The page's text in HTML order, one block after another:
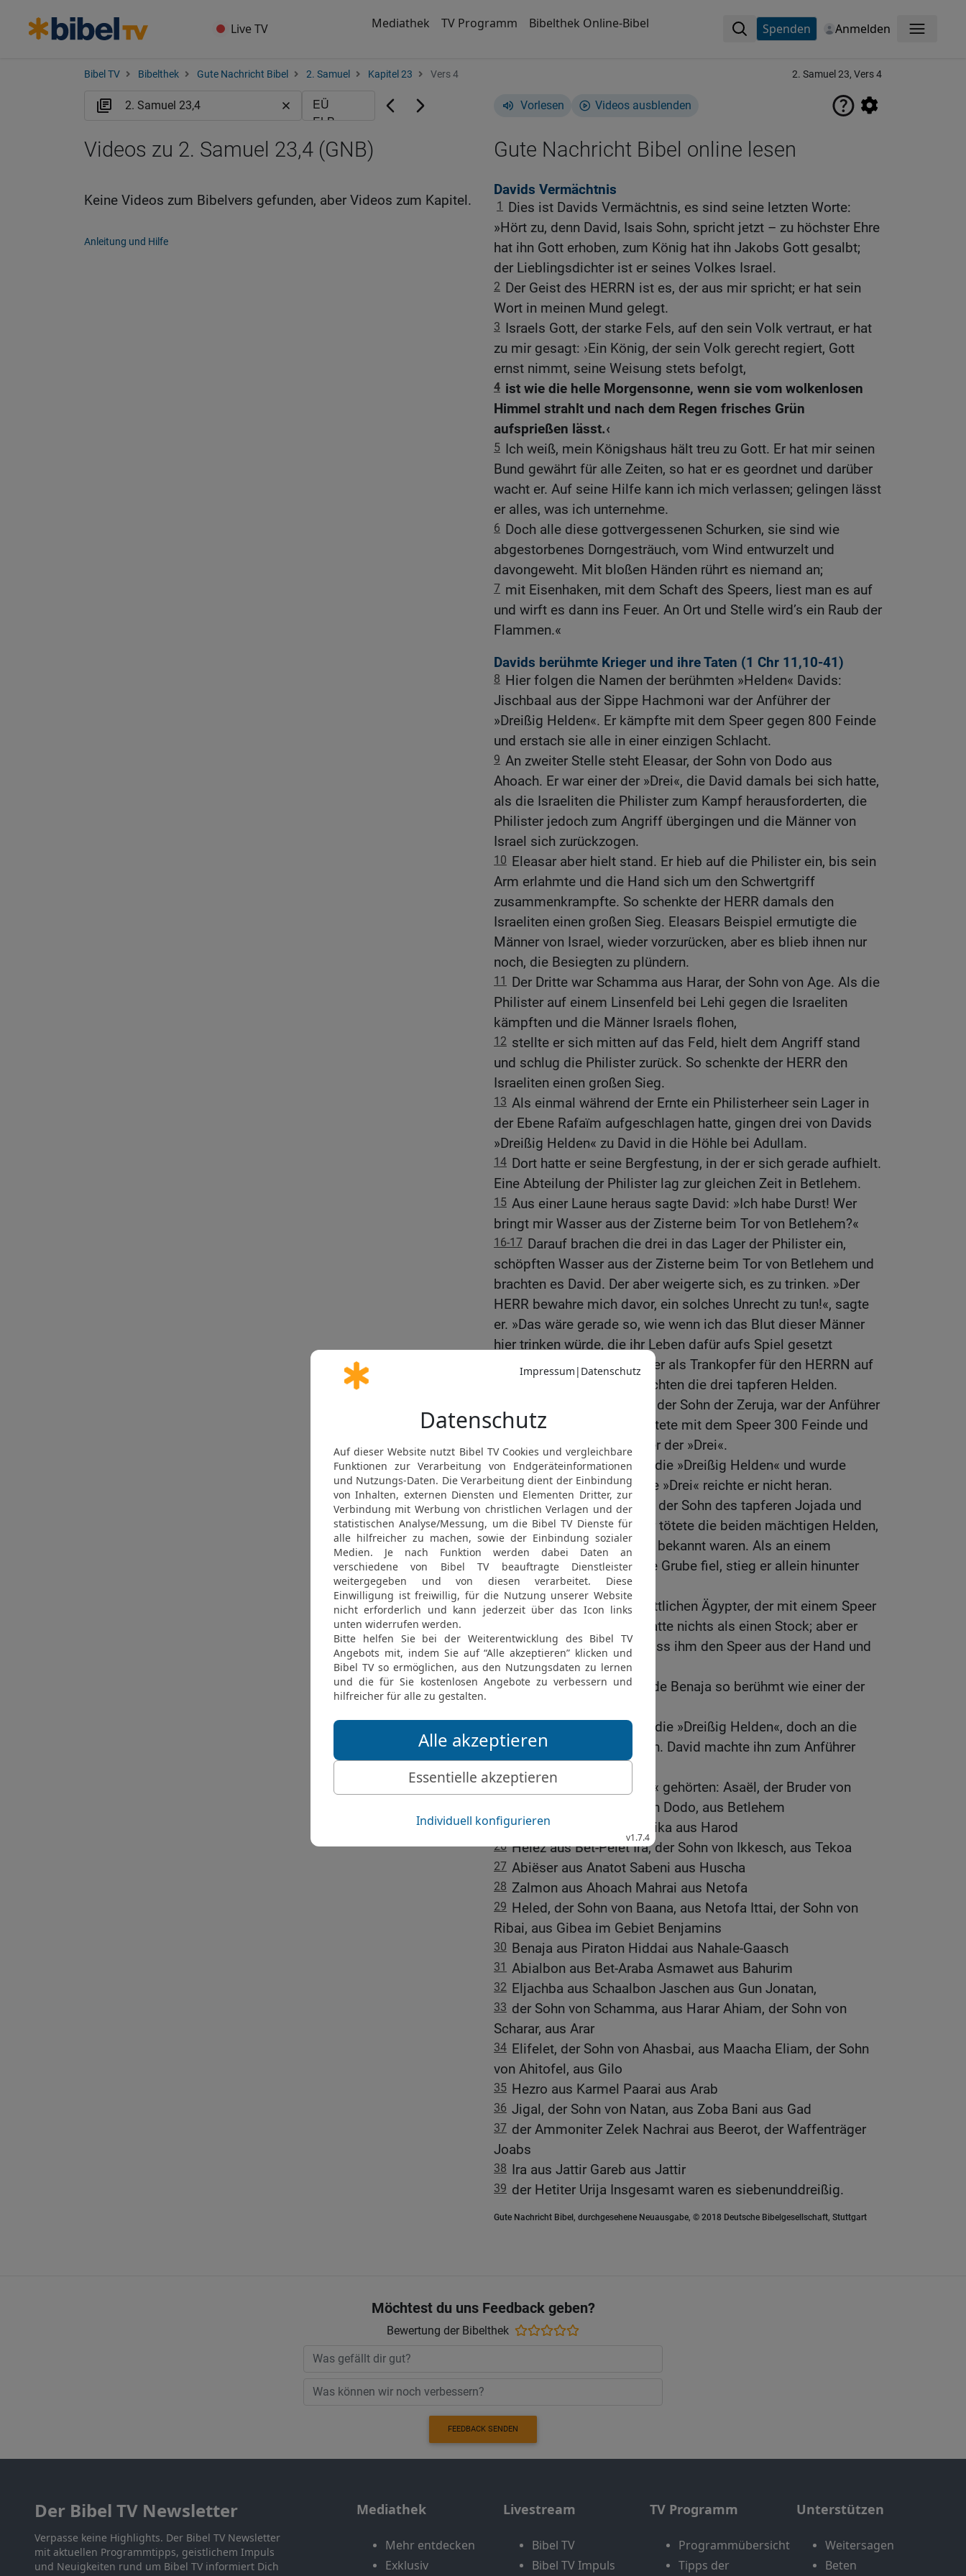
Live TV Mediathek TV Programm Bibelthek Online-Bibel Spenden Anmelden Menü
Bibel TV Bibelthek Gute Nachricht Bibel 2. Samuel Kapitel 23 Vers 4 2. Samuel 23, Vers 4
Vorlesen Videos ausblenden
Gute Nachricht Bibel online lesen
Davids Vermächtnis
1
Dies ist Davids Vermächtnis, es sind seine letzten Worte:
»Hört zu, denn David, Isais Sohn, spricht jetzt – zu höchster Ehre
hat ihn Gott erhoben, zum König hat ihn Jakobs Gott gesalbt;
der Lieblingsdichter ist er seines Volkes Israel.
2 Der Geist des HERRN ist es, der aus mir spricht; er hat sein
Wort in meinen Mund gelegt.
3 Israels Gott, der starke Fels, auf den sein Volk vertraut, er hat
zu mir gesagt: ›Ein König, der sein Volk gerecht regiert, Gott
ernst nimmt, seine Weisung stets befolgt,
4 ist wie die helle Morgensonne, wenn sie vom wolkenlosen
Himmel strahlt und nach dem Regen frisches Grün
aufsprießen lässt.‹
5 Ich weiß, mein Königshaus hält treu zu Gott. Er hat mir seinen
Bund gewährt für alle Zeiten, so hat er es geordnet und darüber
wacht er. Auf seine Hilfe kann ich mich verlassen; gelingen lässt
er alles, was ich unternehme.
6 Doch alle diese gottvergessenen Schurken, sie sind wie
abgestorbenes Dorngesträuch, vom Wind entwurzelt und
davongeweht. Mit bloßen Händen rührt es niemand an;
7 mit Eisenhaken, mit dem Schaft des Speers, liest man es auf
und wirft es dann ins Feuer. An Ort und Stelle wird’s ein Raub der
Flammen.«
Davids berühmte Krieger und ihre Taten (1 Chr 11,10-41)
8 Hier folgen die Namen der berühmten »Helden« Davids:
Jischbaal aus der Sippe Hachmoni war der Anführer der
»Dreißig Helden«. Er kämpfte mit dem Speer gegen 800 Feinde
und erstach sie alle in einer einzigen Schlacht.
9 An zweiter Stelle steht Eleasar, der Sohn von Dodo aus
Ahoach. Er war einer der »Drei«, die David damals bei sich hatte,
als die Israeliten die Philister zum Kampf herausforderten, die
Philister jedoch zum Angriff übergingen und die Männer von
Israel sich zurückzogen.
10 Eleasar aber hielt stand. Er hieb auf die Philister ein, bis sein
Arm erlahmte und die Hand sich um den Schwertgriff
zusammenkrampfte. So schenkte der HERR damals den
Israeliten einen großen Sieg. Eleasars Beispiel ermutigte die
Männer von Israel, wieder vorzurücken, aber es blieb ihnen nur
noch, die Besiegten zu plündern.
11
Der Dritte war Schamma aus Harar, der Sohn von Age. Als die
Philister auf einem Linsenfeld bei Lehi gegen die Israeliten
kämpften und die Männer Israels flohen,
12 stellte er sich mitten auf das Feld, hielt dem Angriff stand
und schlug die Philister zurück. So schenkte der HERR den
Israeliten einen großen Sieg.
13 Als einmal während der Ernte ein Philisterheer sein Lager in
der Ebene Rafaïm aufgeschlagen hatte, gingen drei von Davids
»Dreißig Helden« zu David in die Höhle bei Adullam.
14 Dort hatte er seine Bergfestung, in der er sich gerade aufhielt.
Eine Abteilung der Philister lag zur gleichen Zeit in Betlehem.
15 Aus einer Laune heraus sagte David: »Ich habe Durst! Wer
bringt mir Wasser aus der Zisterne beim Tor von Betlehem?«
16-17 Darauf brachen die drei in das Lager der Philister ein,
schöpften Wasser aus der Zisterne beim Tor von Betlehem und
brachten es David. Der aber weigerte sich, es zu trinken. »Der
HERR bewahre mich davor, ein solches Unrecht zu tun!«, sagte
er. »Das wäre gerade so, wie wenn ich das Blut dieser Männer
hier trinken würde, die ihr Leben dafür aufs Spiel gesetzt
haben.« Er goss das Wasser als Trankopfer für den HERRN auf
die Erde. Diese Tat vollbrachten die drei tapferen Helden.
Abischai, Joabs Bruder, der Sohn der Zeruja, war der Anführer
der »Dreißig Helden«. Er tötete mit dem Speer 300 Feinde und
wurde so berühmt wie einer der »Drei«.
19
Er war angesehener als die »Dreißig Helden« und wurde
deren Anführer; doch an die »Drei« reichte er nicht heran.
20 Benaja aus Kabzeel war der Sohn des tapferen Jojada und
vollbrachte große Taten. Er tötete die beiden mächtigen Helden,
die als »Löwen von Moab« bekannt waren. Als an einem
Schneetag ein Löwe in eine Grube fiel, stieg er allein hinunter
und erschlug ihn.
21 Er tötete auch einen stattlichen Ägypter, der mit einem Speer
bewaffnet war. Er selbst hatte nichts als einen Stock; aber er
ging auf den Ägypter los, riss ihm den Speer aus der Hand und
durchbohrte ihn damit.
22 Durch solche Taten wurde Benaja so berühmt wie einer der
Er war angesehener als die »Dreißig Helden«, doch an die
»Drei« reichte er nicht heran. David machte ihn zum Anführer
24 Zu den »Dreißig Helden« gehörten: Asaël, der Bruder von
Joab Elhanan, der Sohn von Dodo, aus Betlehem
25 Schamma aus Harod Elika aus Harod
26 Helez aus Bet-Pelet Ira, der Sohn von Ikkesch, aus Tekoa
27 Abiëser aus Anatot Sabeni aus Huscha
28 Zalmon aus Ahoach Mahrai aus Netofa
29 Heled, der Sohn von Baana, aus Netofa Ittai, der Sohn von
Ribai, aus Gibea im Gebiet Benjamins
30 Benaja aus Piraton Hiddai aus Nahale-Gaasch
31 Abialbon aus Bet-Araba Asmawet aus Bahurim
32 Eljachba aus Schaalbon Jaschen aus Gun Jonatan,
33 der Sohn von Schamma, aus Harar Ahiam, der Sohn von
Scharar, aus Arar
34 Elifelet, der Sohn von Ahasbai, aus Maacha Eliam, der Sohn
von Ahitofel, aus Gilo
35 Hezro aus Karmel Paarai aus Arab
36 Jigal, der Sohn von Natan, aus Zoba Bani aus Gad
37 der Ammoniter Zelek Nachrai aus Beerot, der Waffenträger
Joabs
38 Ira aus Jattir Gareb aus Jattir
39 der Hetiter Urija Insgesamt waren es siebenunddreißig.
Gute Nachricht Bibel, durchgesehene Neuausgabe, © 2018 Deutsche Bibelgesellschaft, Stuttgart
Videos zu 2. Samuel 23,4 (GNB)
Keine Videos zum Bibelvers gefunden, aber Videos zum Kapitel.
Anleitung und Hilfe
Möchtest du uns Feedback geben?
Bewertung der Bibelthek
FEEDBACK SENDEN
Der Bibel TV Newsletter
Verpasse keine Highlights. Der Bibel TV Newsletter
mit aktuellen Programmtipps, geistlichem Impuls
und Neuigkeiten rund um Bibel TV informiert Dich
Mediathek
Mehr entdecken
Exklusiv
Livestream
Bibel TV
Bibel TV Impuls
TV Programm
Programmübersicht
Tipps der
Unterstützen
Weitersagen
Beten